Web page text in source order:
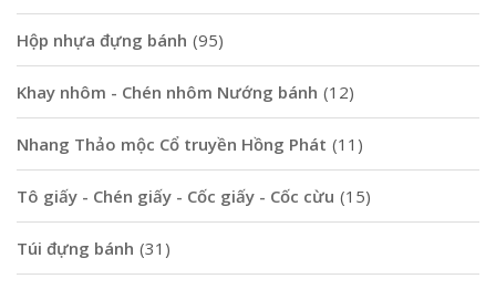
Hộp nhựa đựng bánh (95)
Khay nhôm - Chén nhôm Nướng bánh (12)
Nhang Thảo mộc Cổ truyền Hồng Phát (11)
Tô giấy - Chén giấy - Cốc giấy - Cốc cừu (15)
Túi đựng bánh (31)